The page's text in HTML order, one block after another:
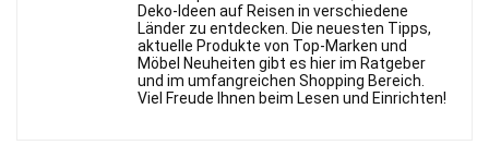
Deko-Ideen auf Reisen in verschiedene
Länder zu entdecken. Die neuesten Tipps,
aktuelle Produkte von Top-Marken und
Möbel Neuheiten gibt es hier im Ratgeber
und im umfangreichen Shopping Bereich.
Viel Freude Ihnen beim Lesen und Einrichten!